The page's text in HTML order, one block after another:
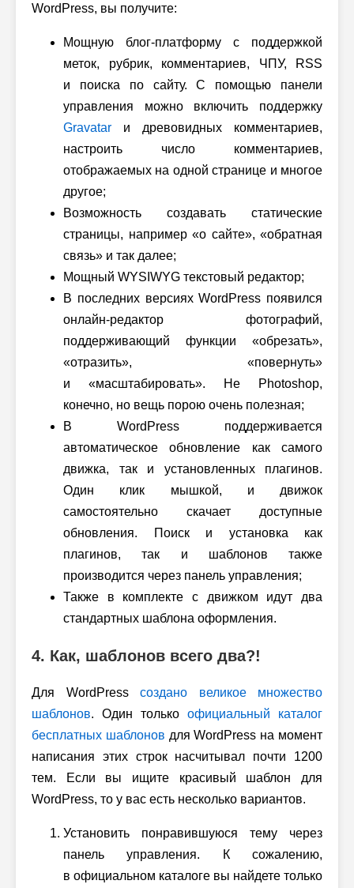
WordPress, вы получите:
Мощную блог-платформу с поддержкой
меток, рубрик, комментариев, ЧПУ, RSS
и поиска по сайту. С помощью панели
управления можно включить поддержку
Gravatar и древовидных комментариев,
настроить число комментариев,
отображаемых на одной странице и многое
другое;
Возможность создавать статические
страницы, например «о сайте», «обратная
связь» и так далее;
Мощный WYSIWYG текстовый редактор;
В последних версиях WordPress появился
онлайн-редактор фотографий,
поддерживающий функции «обрезать»,
«отразить», «повернуть»
и «масштабировать». Не Photoshop,
конечно, но вещь порою очень полезная;
В WordPress поддерживается
автоматическое обновление как самого
движка, так и установленных плагинов.
Один клик мышкой, и движок
самостоятельно скачает доступные
обновления. Поиск и установка как
плагинов, так и шаблонов также
производится через панель управления;
Также в комплекте с движком идут два
стандартных шаблона оформления.
4. Как, шаблонов всего два?!
Для WordPress создано великое множество
шаблонов. Один только официальный каталог
бесплатных шаблонов для WordPress на момент
написания этих строк насчитывал почти 1200
тем. Если вы ищите красивый шаблон для
WordPress, то у вас есть несколько вариантов.
Установить понравившуюся тему через
панель управления. К сожалению,
в официальном каталоге вы найдете только